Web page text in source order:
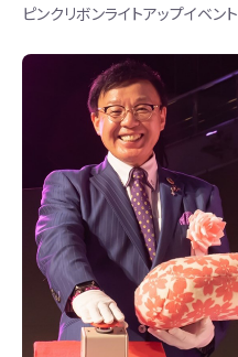
ピンクリボンライトアップイベント